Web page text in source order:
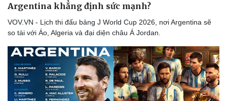
Argentina khẳng định sức mạnh?
VOV.VN - Lịch thi đấu bảng J World Cup 2026, nơi Argentina sẽ
so tài với Áo, Algeria và đại diện châu Á Jordan.